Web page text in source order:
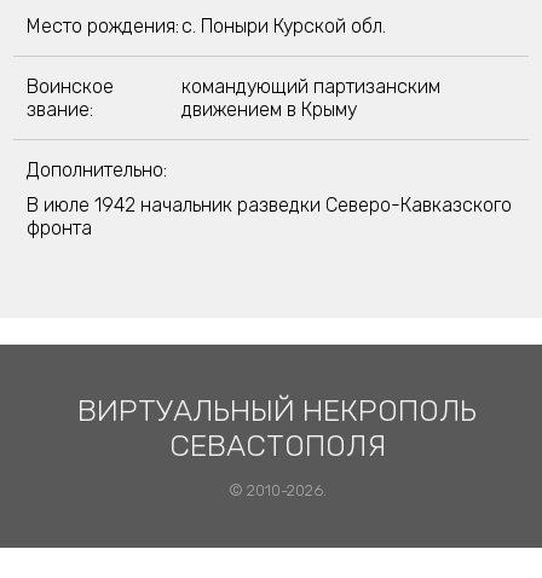
Место рождения: с. Поныри Курской обл.
Воинское
звание:
командующий партизанским
движением в Крыму
Дополнительно:
В июле 1942 начальник разведки Северо-Кавказского
фронта
ВИРТУАЛЬНЫЙ НЕКРОПОЛЬ
СЕВАСТОПОЛЯ
© 2010-2026.